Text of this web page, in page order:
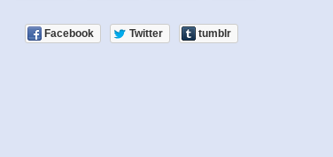
Facebook Twitter tumblr